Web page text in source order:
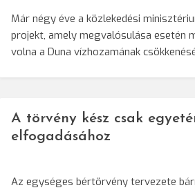
Már négy éve a közlekedési
projekt, amely megvalósulása esetén
volna a Duna vízhozamának
A törvény kész csak
elfogadásához
Az egységes bértörvény tervezete